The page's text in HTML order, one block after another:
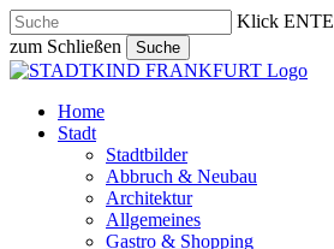
Skip
to
main
content
Klick
zum Schließen
Suche
Close
search
Menu
Home
Stadt
Stadtbilder
Abbruch & Neubau
Architektur
Allgemeines
Gastro & Shopping